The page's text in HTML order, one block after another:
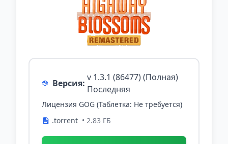
Версия:
v 1.3.1 (86477) (Полная)
Последняя
Лицензия GOG (Таблетка: Не требуется)
.torrent • 2.83 ГБ